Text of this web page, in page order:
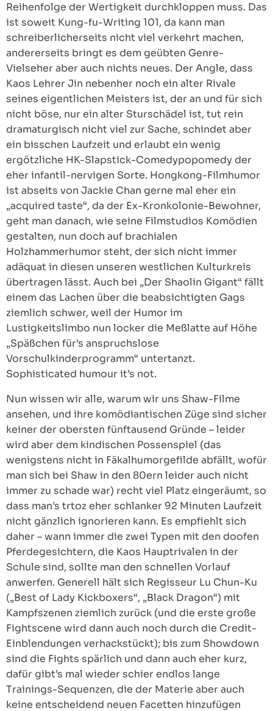
Reihenfolge der Wertigkeit durchkloppen muss. Das
ist soweit Kung-fu-Writing 101, da kann man
schreiberlicherseits nicht viel verkehrt machen,
andererseits bringt es dem geübten Genre-
Vielseher aber auch nichts neues. Der Angle, dass
Kaos Lehrer Jin nebenher noch ein alter Rivale
seines eigentlichen Meisters ist, der an und für sich
nicht böse, nur ein alter Sturschädel ist, tut rein
dramaturgisch nicht viel zur Sache, schindet aber
ein bisschen Laufzeit und erlaubt ein wenig
ergötzliche HK-Slapstick-Comedypopomedy der
eher infantil-nervigen Sorte. Hongkong-Filmhumor
ist abseits von Jackie Chan gerne mal eher ein
„acquired taste“, da der Ex-Kronkolonie-Bewohner,
geht man danach, wie seine Filmstudios Komödien
gestalten, nun doch auf brachialen
Holzhammerhumor steht, der sich nicht immer
adäquat in diesen unseren westlichen Kulturkreis
übertragen lässt. Auch bei „Der Shaolin Gigant“ fällt
einem das Lachen über die beabsichtigten Gags
ziemlich schwer, weil der Humor im
Lustigkeitslimbo nun locker die Meßlatte auf Höhe
„Späßchen für’s anspruchslose
Vorschulkinderprogramm“ untertanzt.
Sophisticated humour it’s not.
Nun wissen wir alle, warum wir uns Shaw-Filme
ansehen, und ihre komödiantischen Züge sind sicher
keiner der obersten fünftausend Gründe – leider
wird aber dem kindischen Possenspiel (das
wenigstens nicht in Fäkalhumorgefilde abfällt, wofür
man sich bei Shaw in den 80ern leider auch nicht
immer zu schade war) recht viel Platz eingeräumt, so
dass man’s trtoz eher schlanker 92 Minuten Laufzeit
nicht gänzlich ignorieren kann. Es empfiehlt sich
daher – wann immer die zwei Typen mit den doofen
Pferdegesichtern, die Kaos Hauptrivalen in der
Schule sind, sollte man den schnellen Vorlauf
anwerfen. Generell hält sich Regisseur Lu Chun-Ku
(„Best of Lady Kickboxers“, „Black Dragon“) mit
Kampfszenen ziemlich zurück (und die erste große
Fightscene wird dann auch noch durch die Credit-
Einblendungen verhackstückt); bis zum Showdown
sind die Fights spärlich und dann auch eher kurz,
dafür gibt’s mal wieder schier endlos lange
Trainings-Sequenzen, die der Materie aber auch
keine entscheidend neuen Facetten hinzufügen